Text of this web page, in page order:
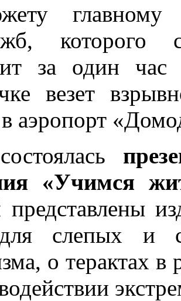
главному
за один
везет
в аэропорт
«Учимся
представлены
слепых и
о терактах